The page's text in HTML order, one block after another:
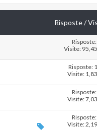
Risposte/
Visite:
Risposte:
Visite:
Visite:
Visite: